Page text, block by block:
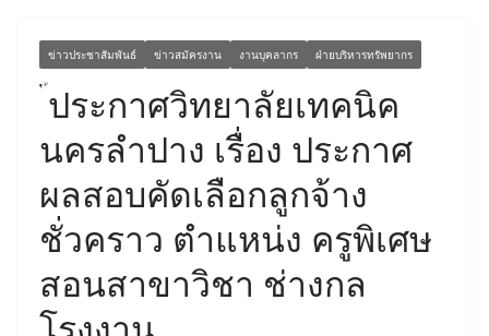
ข่าวประชาสัมพันธ์ ข่าวสมัครงาน งานบุคลากร ฝ่ายบริหารทรัพยากร
ประกาศวิทยาลัยเทคนิค
นครลำปาง เรื่อง ประกาศ
ผลสอบคัดเลือกลูกจ้าง
ชั่วคราว ตำแหน่ง ครูพิเศษ
สอนสาขาวิชา ช่างกล